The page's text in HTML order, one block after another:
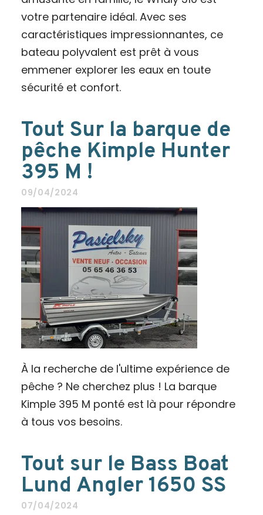
votre partenaire idéal. Avec ses
caractéristiques impressionnantes, ce
bateau polyvalent est prêt à vous
emmener explorer les eaux en toute
sécurité et confort.
Tout Sur la barque de
pêche Kimple Hunter
395 M !
09/04/2024
À la recherche de l'ultime expérience de
pêche ? Ne cherchez plus ! La barque
Kimple 395 M ponté est là pour répondre
à tous vos besoins.
Tout sur le Bass Boat
Lund Angler 1650 SS
07/04/2024